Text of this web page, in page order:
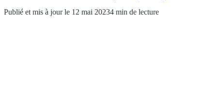
Publié et mis à jour le 12 mai 20234 min de lecture